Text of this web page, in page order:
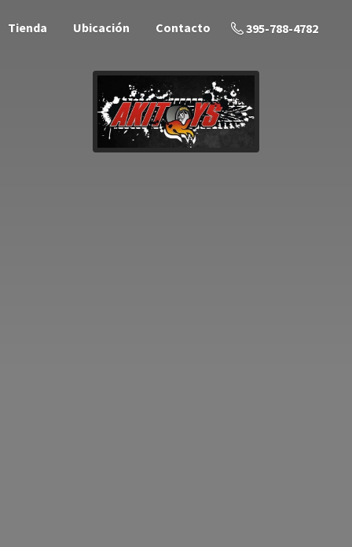
Tienda Ubicación Contacto 395-788-4782